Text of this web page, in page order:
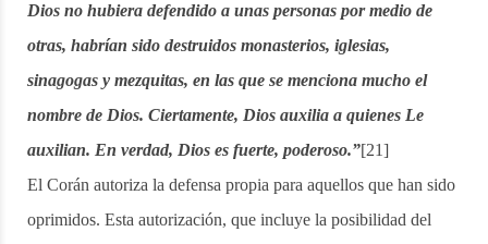
Dios no hubiera defendido a unas personas por medio de
otras, habrían sido destruidos monasterios, iglesias,
sinagogas y mezquitas, en las que se menciona mucho el
nombre de Dios. Ciertamente, Dios auxilia a quienes Le
auxilian. En verdad, Dios es fuerte, poderoso.”[21]
El Corán autoriza la defensa propia para aquellos que han sido
oprimidos. Esta autorización, que incluye la posibilidad del